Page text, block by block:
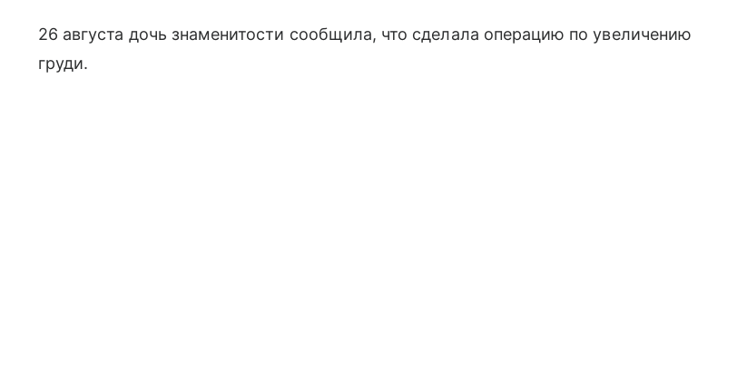
26 августа дочь знаменитости сообщила, что сделала операцию по увеличению
груди.